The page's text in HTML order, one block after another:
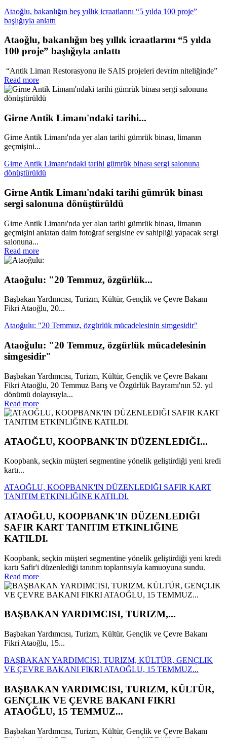
Ataoğlu, bakanlığın beş yıllık icraatlarını “5 yılda 100 proje”
başlığıyla anlattı
Ataoğlu, bakanlığın beş yıllık icraatlarını “5 yılda
100 proje” başlığıyla anlattı
“Antik Liman Restorasyonu ile SAIS projeleri devrim niteliğinde”
Read more
Girne Antik Limanı'ndaki tarihi...
Girne Antik Limanı'nda yer alan tarihi gümrük binası, limanın
geçmişini...
Girne Antik Limanı'ndaki tarihi gümrük binası sergi salonuna
dönüştürüldü
Girne Antik Limanı'ndaki tarihi gümrük binası
sergi salonuna dönüştürüldü
Girne Antik Limanı'nda yer alan tarihi gümrük binası, limanın
geçmişini anlatan daim fotoğraf sergisine ev sahipliği yapacak sergi
salonuna...
Read more
Ataoğulu: "20 Temmuz, özgürlük...
Başbakan Yardımcısı, Turizm, Kültür, Gençlik ve Çevre Bakanı
Fikri Ataoğlu, 20...
Ataoğulu: "20 Temmuz, özgürlük mücadelesinin simgesidir"
Ataoğulu: "20 Temmuz, özgürlük mücadelesinin
simgesidir"
Başbakan Yardımcısı, Turizm, Kültür, Gençlik ve Çevre Bakanı
Fikri Ataoğlu, 20 Temmuz Barış ve Özgürlük Bayramı'nın 52. yıl
dönümü dolayısıyla...
Read more
ATAOĞLU, KOOPBANK'IN DÜZENLEDIĞI...
Koopbank, seçkin müşteri segmentine yönelik geliştirdiği yeni kredi
kartı...
ATAOĞLU, KOOPBANK'IN DÜZENLEDIĞI SAFIR KART
TANITIM ETKINLIĞINE KATILDI.
ATAOĞLU, KOOPBANK'IN DÜZENLEDIĞI
SAFIR KART TANITIM ETKINLIĞINE
KATILDI.
Koopbank, seçkin müşteri segmentine yönelik geliştirdiği yeni kredi
kartı Safir'i düzenlediği tanıtım toplantısıyla kamuoyuna sundu.
Read more
BAŞBAKAN YARDIMCISI, TURIZM,...
Başbakan Yardımcısı, Turizm, Kültür, Gençlik ve Çevre Bakanı
Fikri Ataoğlu, 15...
BAŞBAKAN YARDIMCISI, TURIZM, KÜLTÜR, GENÇLIK
VE ÇEVRE BAKANI FIKRI ATAOĞLU, 15 TEMMUZ...
BAŞBAKAN YARDIMCISI, TURIZM, KÜLTÜR,
GENÇLIK VE ÇEVRE BAKANI FIKRI
ATAOĞLU, 15 TEMMUZ...
Başbakan Yardımcısı, Turizm, Kültür, Gençlik ve Çevre Bakanı